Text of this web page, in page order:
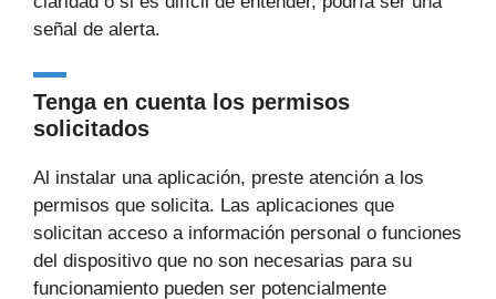
señal de alerta.
Tenga en cuenta los permisos
solicitados
Al instalar una aplicación, preste atención a los
permisos que solicita. Las aplicaciones que
solicitan acceso a información personal o funciones
del dispositivo que no son necesarias para su
funcionamiento pueden ser potencialmente